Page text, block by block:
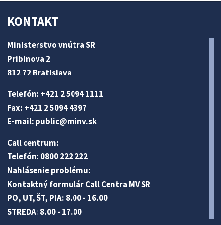
KONTAKT
Ministerstvo vnútra SR
Pribinova 2
812 72 Bratislava
Telefón: +421 2 5094 1111
Fax: +421 2 5094 4397
E-mail: public@minv.sk
Call centrum:
Telefón: 0800 222 222
Nahlásenie problému:
Kontaktný formulár Call Centra MV SR
PO, UT, ŠT, PIA: 8.00 - 16.00
STREDA: 8.00 - 17.00